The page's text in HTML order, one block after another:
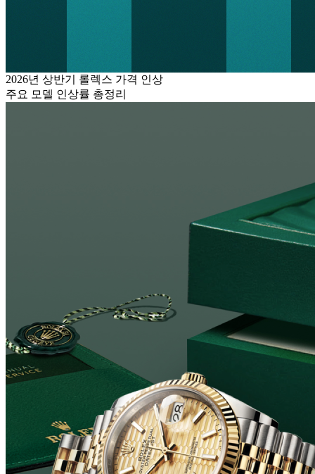
2026년 상반기 롤렉스 가격 인상
주요 모델 인상률 총정리